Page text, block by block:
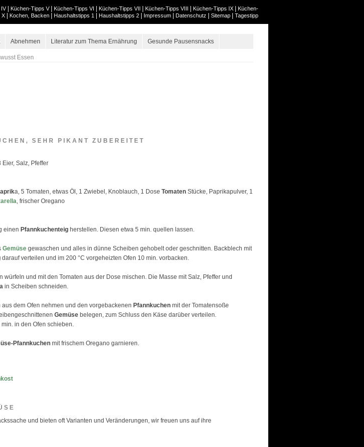
| Küchen-Tipps V| Küchen-Tipps VI Küchen-Tipps VII Küchen-Tipps VIII Küchen-Tipps IX
Küchen-
X
Kochen, Backen Haushaltstipps 1 Haushaltstipps 2 Impressum Datenschutz Sitemap Tagestipp
Abnehmen Literatur zum Thema Ernährung Gesunde Pausensnacks
Essen
SEHR PIKANT ZUBEREITET
Eier, Salz, Pfeffer
a, 5 Tomaten, etwas Öl, 1 Zwiebel, Knoblauch, 1 Dose Tomaten Stücke, Paprikapulver, 1
, frischer Oregano
einen Pfannkuchenteig herstellen. Diesen etwa 5 min. quellen lassen.
Gemüse gewaschen und alles in dünne Scheiben gehobelt oder geschnitten. Backblech mit
darauf verteilen und im 200 °C vorgeheizten Ofen 10 min. vorbacken.
würfeln und mit den Tomaten aus der Dose mischen. Die Masse mit Salz, Pfeffer und
in Scheiben schneiden.
dem Ofen nehmen und den vorgebackenen Pfannkuchen mit der Tomatensoße
Gemüse belegen, zum Schluss den Käse darüber verteilen.
in den Ofen schieben.
Pfannkuchen mit frischem Oregano garnieren.
und bieten oft Varianten und Veränderungen, wir freuen uns auf ihre